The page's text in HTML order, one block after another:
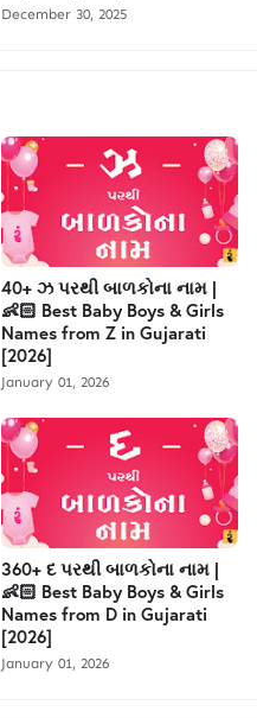
December 30, 2025
40+ ઝ પરથી બાળકોના નામ |
👶🏻 Best Baby Boys & Girls
Names from Z in Gujarati
[2026]
January 01, 2026
360+ દ પરથી બાળકોના નામ |
👶🏻 Best Baby Boys & Girls
Names from D in Gujarati
[2026]
January 01, 2026